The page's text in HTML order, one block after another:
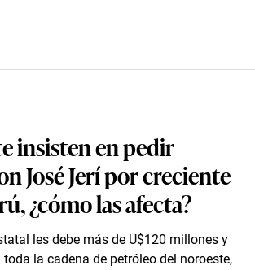
insisten en pedir
José Jerí por creciente
¿cómo las afecta?
les debe más de U$120 millones y
la cadena de petróleo del noroeste,